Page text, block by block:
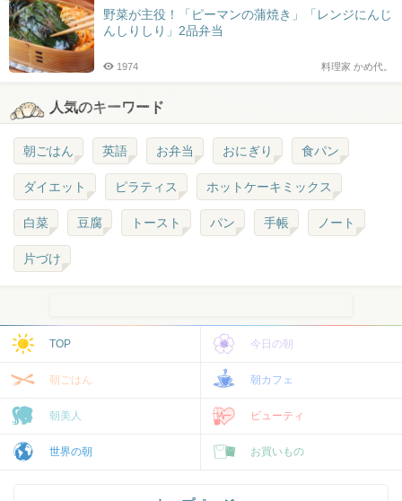
野菜が主役！「ピーマンの蒲焼き」「レンジにんじ
んしりしり」2品弁当
料理家 かめ代。
1974
人気のキーワード
朝ごはん 英語 お弁当 おにぎり 食パン
ダイエット ピラティス ホットケーキミックス
白菜 豆腐 トースト パン 手帳 ノート
片づけ
TOP 今日の朝
朝ごはん 朝カフェ
朝美人 ビューティ
世界の朝 お買いもの